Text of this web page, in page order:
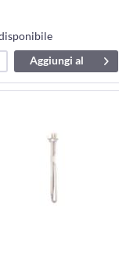
Aggiungi al
carrello